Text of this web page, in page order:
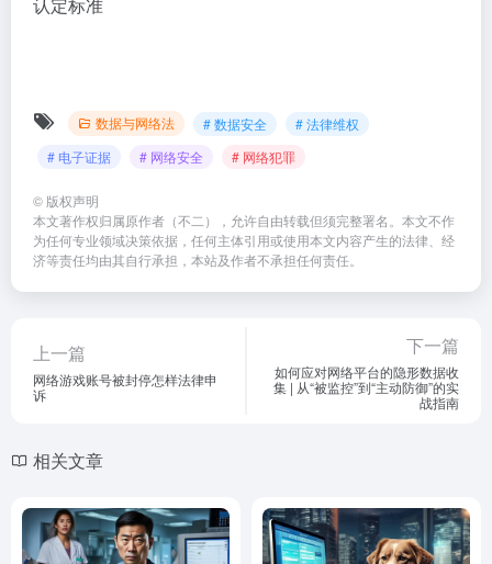
数据与网络法 # 数据安全
# 法律维权
# 电子证据
# 网络安全 # 网络犯罪
© 版权声明
本文著作权归属原作者（不二），允许自由转载但须完整署名。本文不作
为任何专业领域决策依据，任何主体引用或使用本文内容产生的法律、经
济等责任均由其自行承担，本站及作者不承担任何责任。
上一篇
网络游戏账号被封停怎样法律申
诉
下一篇
如何应对网络平台的隐形数据收
集 | 从“被监控”到“主动防御”的实
战指南
相关文章